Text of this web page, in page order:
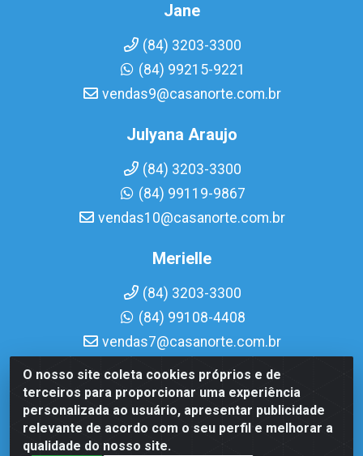
O nosso site coleta cookies próprios e de
terceiros para proporcionar uma experiência
personalizada ao usuário, apresentar publicidade
relevante de acordo com o seu perfil e melhorar a
qualidade do nosso site.
Jane
(84) 3203-3300
(84) 99215-9221
vendas9@casanorte.com.br
Julyana Araujo
(84) 3203-3300
(84) 99119-9867
vendas10@casanorte.com.br
Merielle
(84) 3203-3300
(84) 99108-4408
vendas7@casanorte.com.br
Casa Norte LTDA - Av. Interventor Mário Câmara, 1815 -
Dix-Sept Rosado, Natal/RN - CEP 59054-600 - CNPJ
08.713.513/0001-51